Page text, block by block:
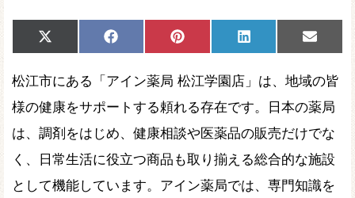
Share
on
X
(Twitter)
Share
on
Facebook Share
on
Pinterest Share
on
LinkedIn
Share
on
Email
松江市にある「アイン薬局 松江学園店」は、地域の皆
様の健康をサポートする頼れる存在です。日本の薬局
は、調剤をはじめ、健康相談や医薬品の販売だけでな
く、日常生活に役立つ商品も取り揃える総合的な施設
として機能しています。アイン薬局では、専門知識を